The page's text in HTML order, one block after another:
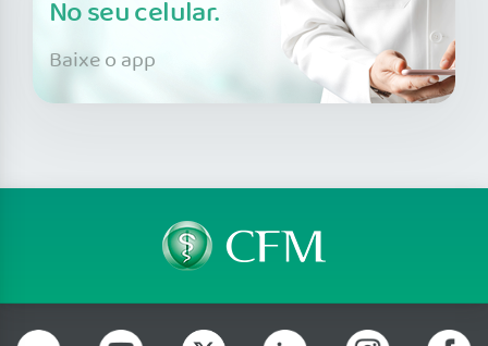
No seu celular.
Baixe o app